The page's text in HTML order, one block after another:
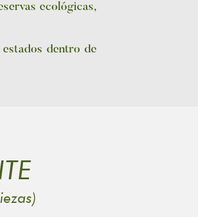
ecológicas,
dentro de